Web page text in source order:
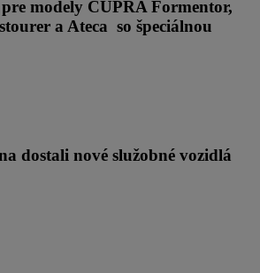
modely CUPRA Formentor,
a Ateca so špeciálnou
dostali nové služobné vozidlá